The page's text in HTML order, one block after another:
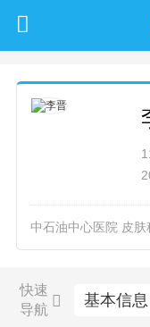
中石油中心医院 皮肤
快速
导航
基本信息